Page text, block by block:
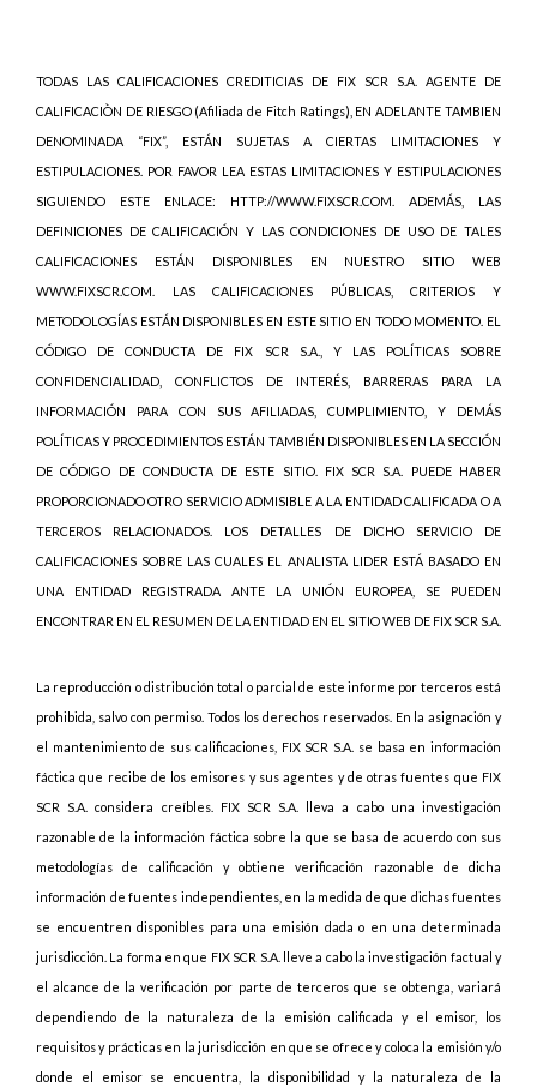
TODAS LAS CALIFICACIONES CREDITICIAS DE FIX SCR S.A. AGENTE DE
CALIFICACIÒN DE RIESGO (Afiliada de Fitch Ratings), EN ADELANTE TAMBIEN
DENOMINADA “FIX”, ESTÁN SUJETAS A CIERTAS LIMITACIONES Y
ESTIPULACIONES. POR FAVOR LEA ESTAS LIMITACIONES Y ESTIPULACIONES
SIGUIENDO ESTE ENLACE: HTTP://WWW.FIXSCR.COM. ADEMÁS, LAS
DEFINICIONES DE CALIFICACIÓN Y LAS CONDICIONES DE USO DE TALES
CALIFICACIONES ESTÁN DISPONIBLES EN NUESTRO SITIO WEB
WWW.FIXSCR.COM. LAS CALIFICACIONES PÚBLICAS, CRITERIOS Y
METODOLOGÍAS ESTÁN DISPONIBLES EN ESTE SITIO EN TODO MOMENTO. EL
CÓDIGO DE CONDUCTA DE FIX SCR S.A., Y LAS POLÍTICAS SOBRE
CONFIDENCIALIDAD, CONFLICTOS DE INTERÉS, BARRERAS PARA LA
INFORMACIÓN PARA CON SUS AFILIADAS, CUMPLIMIENTO, Y DEMÁS
POLÍTICAS Y PROCEDIMIENTOS ESTÁN TAMBIÉN DISPONIBLES EN LA SECCIÓN
DE CÓDIGO DE CONDUCTA DE ESTE SITIO. FIX SCR S.A. PUEDE HABER
PROPORCIONADO OTRO SERVICIO ADMISIBLE A LA ENTIDAD CALIFICADA O A
TERCEROS RELACIONADOS. LOS DETALLES DE DICHO SERVICIO DE
CALIFICACIONES SOBRE LAS CUALES EL ANALISTA LIDER ESTÁ BASADO EN
UNA ENTIDAD REGISTRADA ANTE LA UNIÓN EUROPEA, SE PUEDEN
ENCONTRAR EN EL RESUMEN DE LA ENTIDAD EN EL SITIO WEB DE FIX SCR S.A.
La reproducción o distribución total o parcial de este informe por terceros está
prohibida, salvo con permiso. Todos los derechos reservados. En la asignación y
el mantenimiento de sus calificaciones, FIX SCR S.A. se basa en información
fáctica que recibe de los emisores y sus agentes y de otras fuentes que FIX
SCR S.A. considera creíbles. FIX SCR S.A. lleva a cabo una investigación
razonable de la información fáctica sobre la que se basa de acuerdo con sus
metodologías de calificación y obtiene verificación razonable de dicha
información de fuentes independientes, en la medida de que dichas fuentes
se encuentren disponibles para una emisión dada o en una determinada
jurisdicción. La forma en que FIX SCR S.A. lleve a cabo la investigación factual y
el alcance de la verificación por parte de terceros que se obtenga, variará
dependiendo de la naturaleza de la emisión calificada y el emisor, los
requisitos y prácticas en la jurisdicción en que se ofrece y coloca la emisión y/o
donde el emisor se encuentra, la disponibilidad y la naturaleza de la